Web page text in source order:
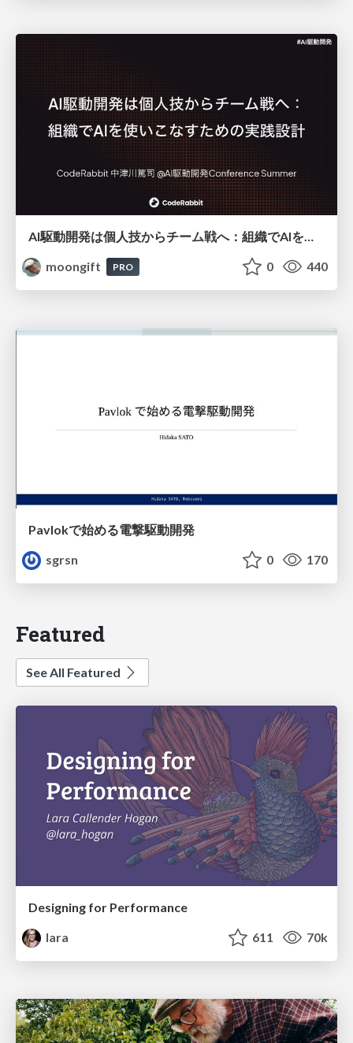
moongift
PRO 0 440
Pavlokで始める電撃駆動開発
sgrsn
0 170
Featured
See All Featured
Designing for Performance
lara
611 70k